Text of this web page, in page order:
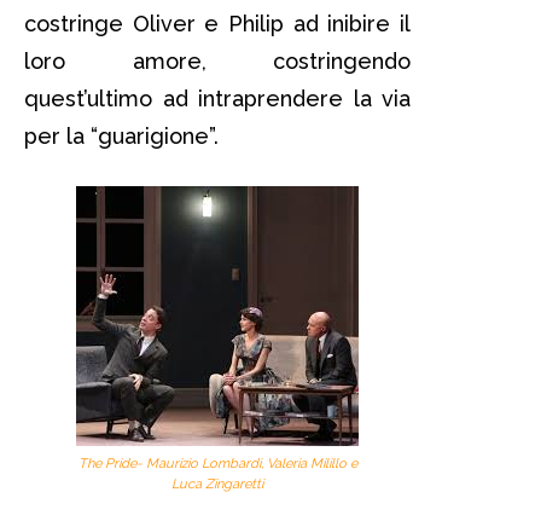
costringe Oliver e Philip ad inibire il
loro amore, costringendo
quest’ultimo ad intraprendere la via
per la “guarigione”.
The Pride- Maurizio Lombardi, Valeria Milillo e
Luca Zingaretti